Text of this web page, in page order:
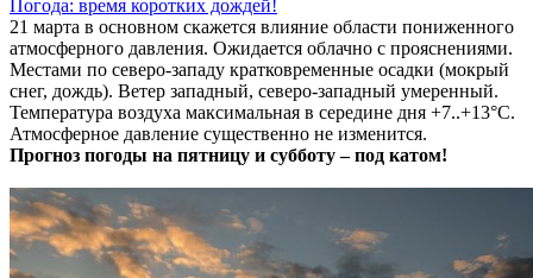
Погода: время коротких дождей!
21 марта в основном скажется влияние области пониженного
атмосферного давления. Ожидается облачно с прояснениями.
Местами по северо-западу кратковременные осадки (мокрый
снег, дождь). Ветер западный, северо-западный умеренный.
Температура воздуха максимальная в середине дня +7..+13°С.
Атмосферное давление существенно не изменится.
Прогноз погоды на пятницу и субботу – под катом!